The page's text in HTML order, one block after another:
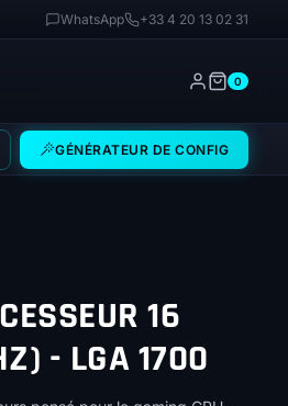
WhatsApp +33 4 20 13 02 31
0
GÉNÉRATEUR DE CONFIG
16
- LGA 1700